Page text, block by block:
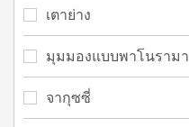
เตาย่าง
มุมมองแบบพาโนรามา
จากุซซี่